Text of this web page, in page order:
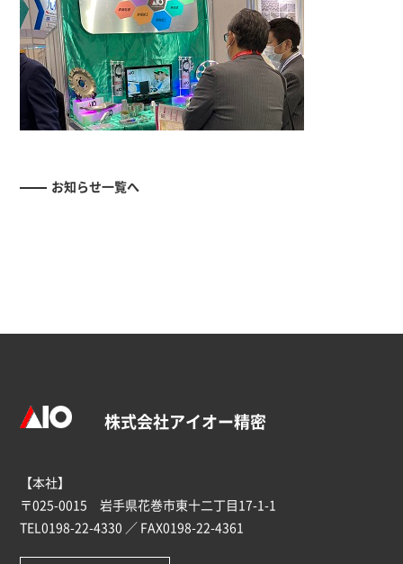
お知らせ一覧へ
株式会社アイオー精密
【本社】
〒025-0015 岩手県花巻市東十二丁目17-1-1
TEL0198-22-4330 ／ FAX0198-22-4361